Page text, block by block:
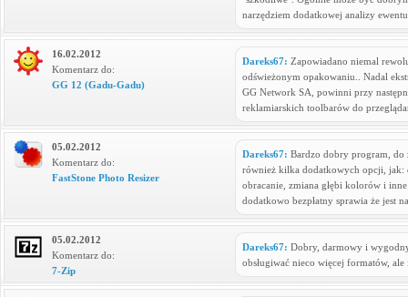
narzędziem dodatkowej analizy
Dareks67: Zapowiadano niemal
odświeżonym opakowaniu.. Nadal
GG Network SA, powinni przy
reklamiarskich toolbarów do
16.02.2012
Komentarz do:
GG 12 (Gadu-Gadu)
Dareks67: Bardzo dobry program, do
również kilka dodatkowych opcji, jak:
obracanie, zmiana głębi kolorów i
dodatkowo bezpłatny sprawia że jest
05.02.2012
Komentarz do:
FastStone Photo Resizer
Dareks67: Dobry, darmowy i
obsługiwać nieco więcej formatów,
05.02.2012
Komentarz do:
7-Zip